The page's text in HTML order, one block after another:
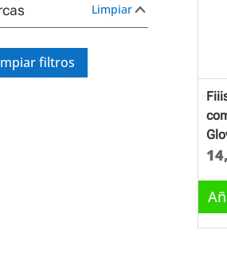
Limpiar
filtros